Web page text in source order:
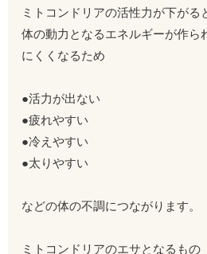
ミトコンドリアの活性力が下がる
体の動力となるエネルギーが作ら
にくくなるため
●活力が出ない
●疲れやすい
●冷えやすい
●太りやすい
などの体の不調につながります。
ミトコンドリアのエサとなるもの